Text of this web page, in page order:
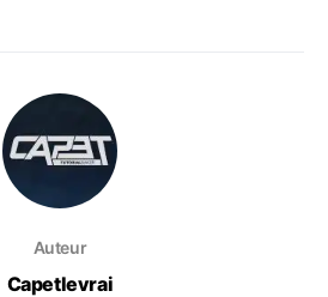
Auteur
Capetlevrai